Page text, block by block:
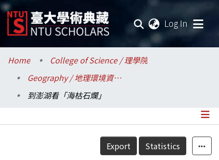
Log In
Communities & Collections
Research Outputs
Home
College of Science / 理學院
Geography / 地理環境資源學系
到澎湖看「海枯石爛」
Details
Export Statistics